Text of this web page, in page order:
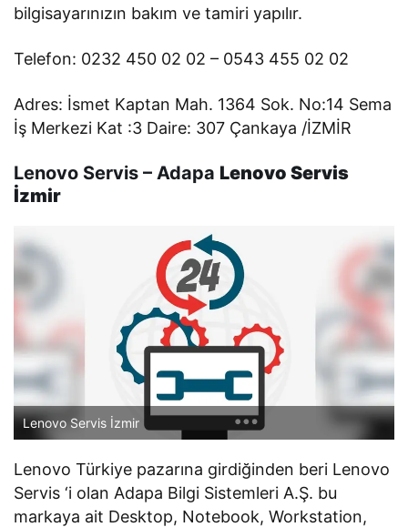
bilgisayarınızın bakım ve tamiri yapılır.
Telefon: 0232 450 02 02 – 0543 455 02 02
Adres: İsmet Kaptan Mah. 1364 Sok. No:14 Sema
İş Merkezi Kat :3 Daire: 307 Çankaya /İZMİR
Lenovo Servis – Adapa Lenovo Servis
İzmir
Lenovo Servis İzmir
Lenovo Türkiye pazarına girdiğinden beri Lenovo
Servis ‘i olan Adapa Bilgi Sistemleri A.Ş. bu
markaya ait Desktop, Notebook, Workstation,